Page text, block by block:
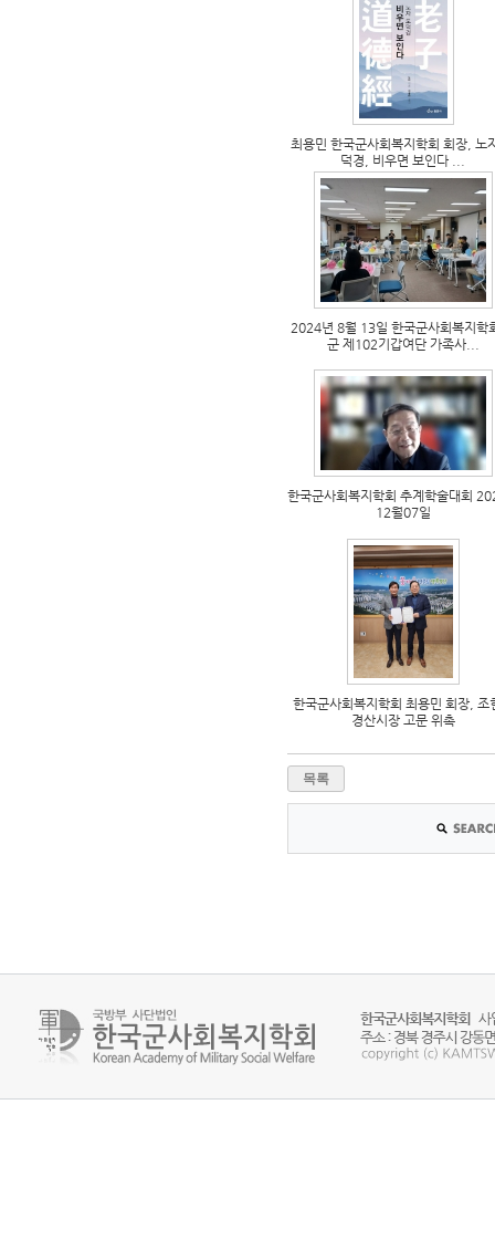
최용민 한국군사회복지학회 회장, 노
덕경, 비우면 보인다 ...
2024년 8월 13일 한국군사회복지학
군 제102기갑여단 가족사...
한국군사회복지학회 추계학술대회
12월07일
한국군사회복지학회 최용민 회장, 조
경산시장 고문 위촉
목록